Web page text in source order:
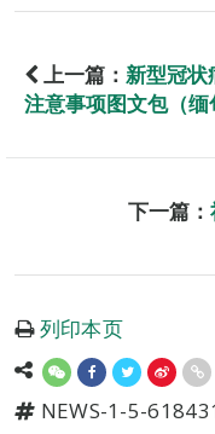
上一篇： 新型冠状
注意事项图文包（缅
下一篇：
列印本页
NEWS-1-5-